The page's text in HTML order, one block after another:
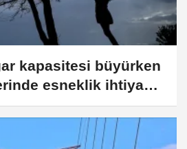
kapasitesi büyürken
esneklik ihtiyacı